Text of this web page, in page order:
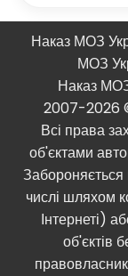
Наказ МОЗ
МОЗ
Наказ
2007-2026
Всі права
об'єктами
числі шляхом
Інтернеті)
об'єктів